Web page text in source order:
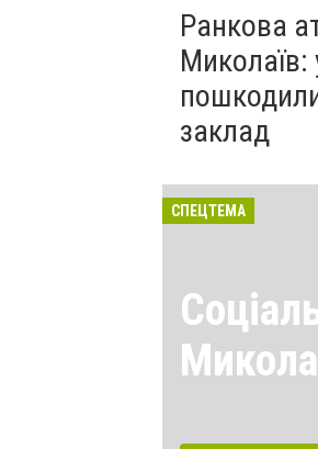
Ранкова
заклад
СПЕЦТЕМА